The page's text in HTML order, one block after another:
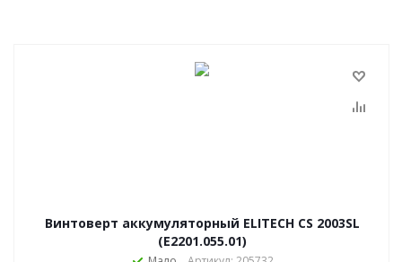
Винтоверт аккумуляторный ELITECH CS 2003SL
(E2201.055.01)